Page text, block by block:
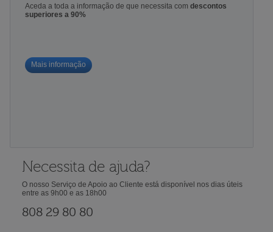
Aceda a toda a informação de que necessita com descontos
superiores a 90%
Mais informação
Necessita de ajuda?
O nosso Serviço de Apoio ao Cliente está disponível nos dias úteis
entre as 9h00 e as 18h00
808 29 80 80